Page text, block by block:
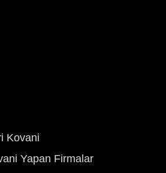
Kovani
Yapan Firmalar